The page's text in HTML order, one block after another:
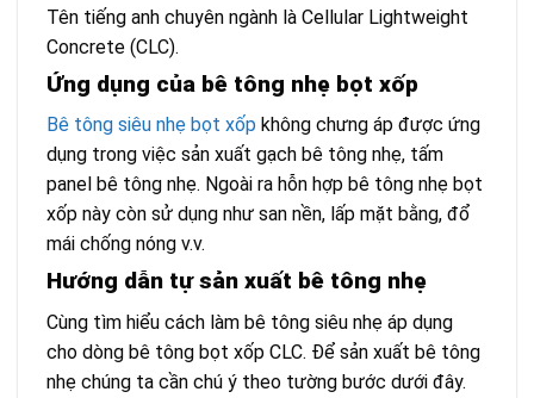
Tên tiếng anh chuyên ngành là Cellular Lightweight
Concrete (CLC).
Ứng dụng của bê tông nhẹ bọt xốp
Bê tông siêu nhẹ bọt xốp không chưng áp được ứng
dụng trong việc sản xuất gạch bê tông nhẹ, tấm
panel bê tông nhẹ. Ngoài ra hỗn hợp bê tông nhẹ bọt
xốp này còn sử dụng như san nền, lấp mặt bằng, đổ
mái chống nóng v.v.
Hướng dẫn tự sản xuất bê tông nhẹ
Cùng tìm hiểu cách làm bê tông siêu nhẹ áp dụng
cho dòng bê tông bọt xốp CLC. Để sản xuất bê tông
nhẹ chúng ta cần chú ý theo tường bước dưới đây.